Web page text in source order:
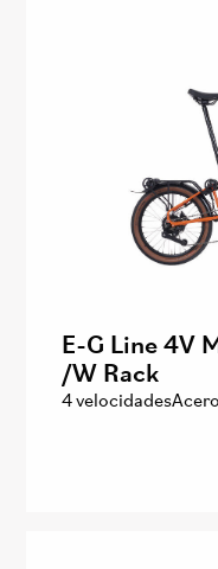
E-G Line 4V
/W Rack
4 velocidadesAcero